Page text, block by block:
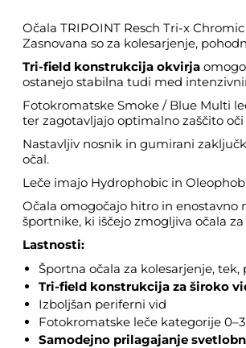
Očala TRIPOINT Resch Tri-x
Zasnovana so za kolesarjenje,
Tri-field konstrukcija okvirja
ostanejo stabilna tudi med
Fotokromatske Smoke / Blue Multi
ter zagotavljajo optimalno zaščito
Nastavljiv nosnik in gumirani
očal.
Leče imajo Hydrophobic in
Očala omogočajo hitro in enostavno
športnike, ki iščejo zmogljiva očala
Lastnosti:
Športna očala za kolesarjenje,
Tri-field konstrukcija za široko
Izboljšan periferni vid
Fotokromatske leče kategorije 0–3
Samodejno prilagajanje